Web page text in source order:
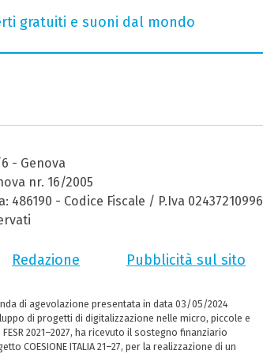
gratuiti e suoni dal mondo
- Genova
nr. 16/2005
- Codice Fiscale / P.Iva 02437210996
Redazione Pubblicità sul sito
di agevolazione presentata in data 03/05/2024
di progetti di digitalizzazione nelle micro, piccole e
2021–2027, ha ricevuto il sostegno finanziario
COESIONE ITALIA 21–27, per la realizzazione di un